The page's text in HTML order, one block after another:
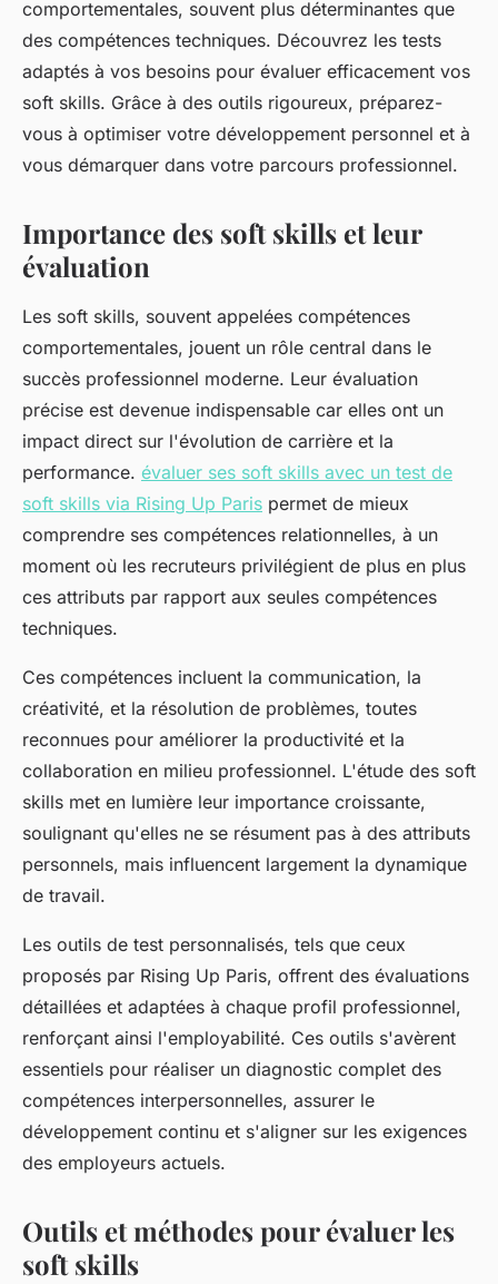
comportementales, souvent plus déterminantes que
des compétences techniques. Découvrez les tests
adaptés à vos besoins pour évaluer efficacement vos
soft skills. Grâce à des outils rigoureux, préparez-
vous à optimiser votre développement personnel et à
vous démarquer dans votre parcours professionnel.
Importance des soft skills et leur
évaluation
Les soft skills, souvent appelées compétences
comportementales, jouent un rôle central dans le
succès professionnel moderne. Leur évaluation
précise est devenue indispensable car elles ont un
impact direct sur l'évolution de carrière et la
performance. évaluer ses soft skills avec un test de
soft skills via Rising Up Paris permet de mieux
comprendre ses compétences relationnelles, à un
moment où les recruteurs privilégient de plus en plus
ces attributs par rapport aux seules compétences
techniques.
Ces compétences incluent la communication, la
créativité, et la résolution de problèmes, toutes
reconnues pour améliorer la productivité et la
collaboration en milieu professionnel. L'étude des soft
skills met en lumière leur importance croissante,
soulignant qu'elles ne se résument pas à des attributs
personnels, mais influencent largement la dynamique
de travail.
Les outils de test personnalisés, tels que ceux
proposés par Rising Up Paris, offrent des évaluations
détaillées et adaptées à chaque profil professionnel,
renforçant ainsi l'employabilité. Ces outils s'avèrent
essentiels pour réaliser un diagnostic complet des
compétences interpersonnelles, assurer le
développement continu et s'aligner sur les exigences
des employeurs actuels.
Outils et méthodes pour évaluer les
soft skills